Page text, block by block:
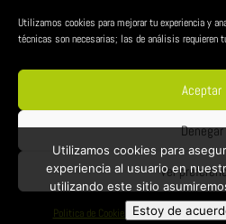
Utilizamos cookies para mejorar tu experiencia y
técnicas son necesarias; las de análisis requieren
Aceptar
Denegar
Ver
Politica de Cookies Política de Privacidad
ENLACES DE INTERÉS
AYUNTAMIENTO DE
ZUBILAN
Utilizamos cookies para
experiencia al usuario en
utilizando este sitio
Estoy de